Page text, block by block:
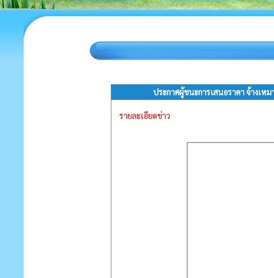
ประกาศผู้ชนะการเสนอราคา จ้างเ
รายละเอียดข่าว